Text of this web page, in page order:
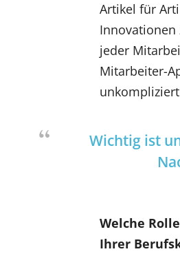
Artikel für
Innovationen
jeder
Mitarbeiter-
Wichtig ist
Welche
Ihrer